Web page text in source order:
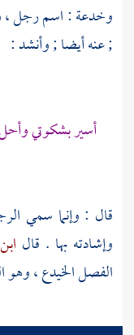
وخدعة : اسم رجل ،
; عنه أيضا ; وأنشد :
أسير بشكوتي
قال : وإنما سمي
وإشادته بها . قال
الفصل الخيدع ، وهو